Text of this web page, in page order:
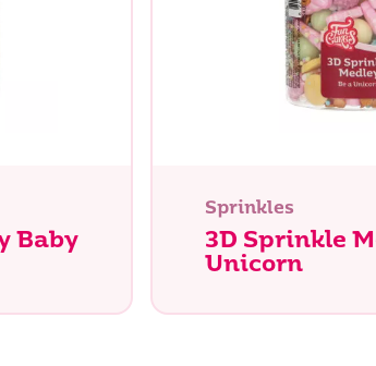
estás
Baby
Sprinkles
3D Sprinkle
Unicorn